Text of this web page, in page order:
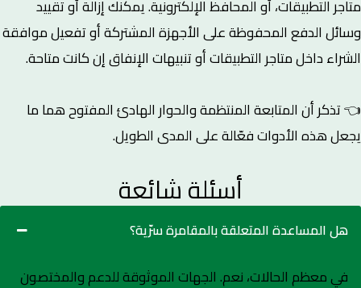
متاجر التطبيقات، أو المحافظ الإلكترونية. يمكنك إزالة أو تقييد
وسائل الدفع المحفوظة على الأجهزة المشتركةأو تفعيل موافقة
الشراء داخل متاجر التطبيقات أو تنبيهات الإنفاق إن كانت متاحة.
👈 تذكر أن المتابعة المنتظمة والحوار الهادئ المفتوح هما ما
يجعل هذه الأدوات فعّالة على المدى الطويل.
أسئلة شائعة
هل المساعدة المتعلقة بالمقامرة سرّية؟
في معظم الحالات، نعم. الجهات الموثوقة للدعم والمختصون